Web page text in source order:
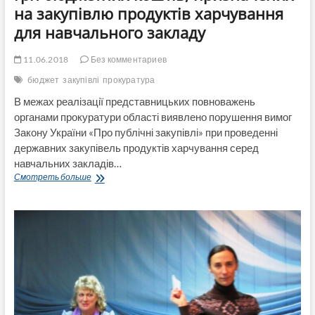
на закупівлю продуктів харчування
для навчального закладу
11.06.2018
Без комментариев
бюджет закупівлі прокуратура
В межах реалізації представницьких повноважень
органами прокуратури області виявлено порушення вимог
Закону України «Про публічні закупівлі» при проведенні
державних закупівель продуктів харчування серед
навчальних закладів…
Смотреть большеНа
незаконне
грн
бюджетних
коштів,